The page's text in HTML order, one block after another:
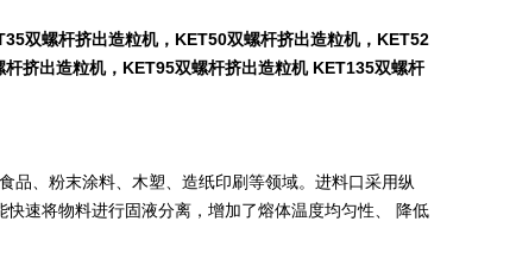
双螺杆挤出造粒机，KET50双螺杆挤出造粒机，KET52
挤出造粒机，KET95双螺杆挤出造粒机 KET135双螺杆
品、粉末涂料、木塑、造纸印刷等领域。进料口采用纵
速将物料进行固液分离，增加了熔体温度均匀性、 降低